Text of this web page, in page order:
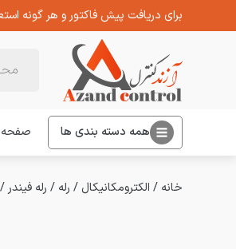
برای دریافت پیش فاکتور و هر گونه
همه دسته بندی ها صفحه
خانه / الکترومکانیکال / رله / رله فیندر /